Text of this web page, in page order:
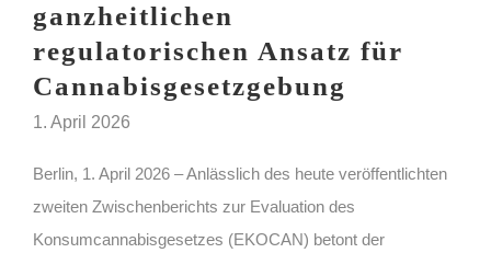
ganzheitlichen
regulatorischen Ansatz für
Cannabisgesetzgebung
1. April 2026
Berlin, 1. April 2026 – Anlässlich des heute veröffentlichten
zweiten Zwischenberichts zur Evaluation des
Konsumcannabisgesetzes (EKOCAN) betont der